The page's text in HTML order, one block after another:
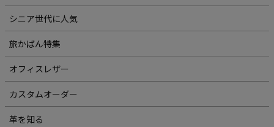
シニア世代に人気
旅かばん特集
オフィスレザー
カスタムオーダー
革を知る